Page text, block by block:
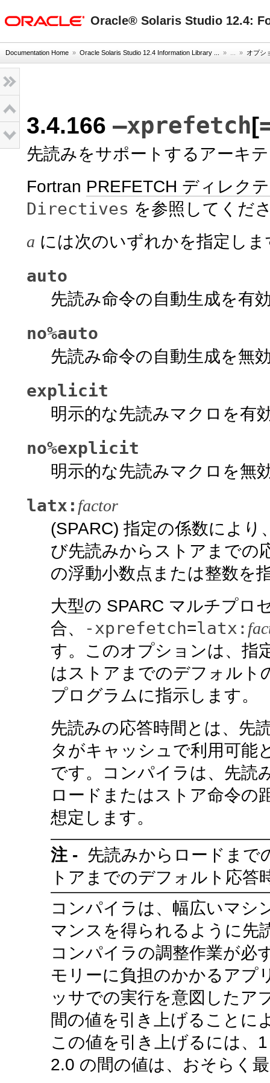
Oracle® Solaris Studio 12.4:
Documentation Home » Oracle Solaris Studio 12.4 Information Library ... » ... » オプシ
3.4.166 –xprefetch[
先読みをサポートするアーキ
Fortran PREFETCH ディレク
Directives を参照してくだ
a には次のいずれかを指定しま
auto
先読み命令の自動生成を有
no%auto
先読み命令の自動生成を無
explicit
明示的な先読みマクロを有
no%explicit
明示的な先読みマクロを無
latx: factor
(SPARC) 指定の係数によ
び先読みからストアまでの
の浮動小数点または整数を
大型の SPARC マルチプロ
合、
-xprefetch=latx:
す。このオプションは、指
はストアまでのデフォルト
プログラムに指示します。
先読みの応答時間とは、先
タがキャッシュで利用可能
です。コンパイラは、先読
ロードまたはストア命令の
想定します。
注 - 先読みからロードまで
トアまでのデフォルト応答
コンパイラは、幅広いマシ
マンスを得られるように先
コンパイラの調整作業が必
モリーに負担のかかるアプ
ッサでの実行を意図したア
間の値を引き上げることに
この値を引き上げるには、
2.0 の間の値は、おそらく